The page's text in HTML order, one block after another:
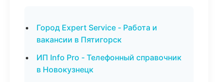
Город Expert Service - Работа и
вакансии в Пятигорск
ИП Info Pro - Телефонный справочник
в Новокузнецк